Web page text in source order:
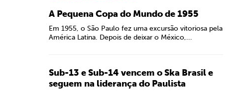
A Pequena Copa do Mundo de 1955
Em 1955, o São Paulo fez uma excursão vitoriosa pela
América Latina. Depois de deixar o México,...
Sub-13 e Sub-14 vencem o Ska Brasil e
seguem na liderança do Paulista